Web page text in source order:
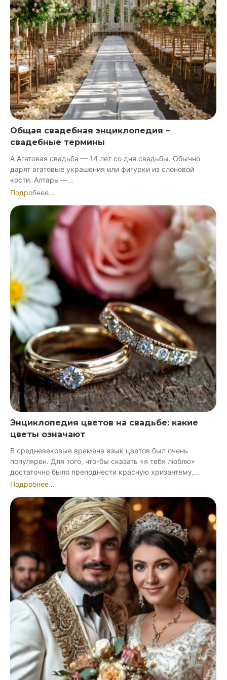
Общая свадебная энциклопедия –
свадебные термины
А Агатовая свадьба — 14 лет со дня свадьбы. Обычно
дарят агатовые украшения или фигурки из слоновой
кости. Алтарь —…
Подробнее...
Энциклопедия цветов на свадьбе: какие
цветы означают
В средневековые времена язык цветов был очень
популярен. Для того, что-бы сказать «я тебя люблю»
достаточно было преподнести красную хризантему,…
Подробнее...